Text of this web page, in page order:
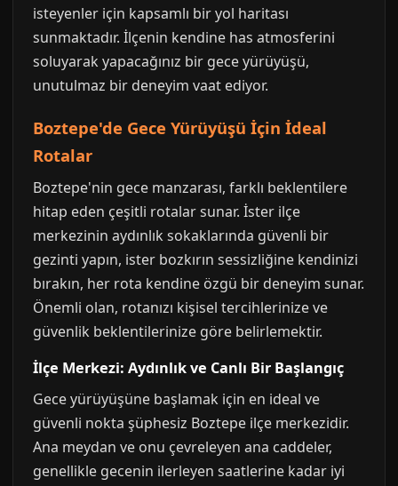
isteyenler için kapsamlı bir yol haritası
sunmaktadır. İlçenin kendine has atmosferini
soluyarak yapacağınız bir gece yürüyüşü,
unutulmaz bir deneyim vaat ediyor.
Boztepe'de Gece Yürüyüşü İçin İdeal
Rotalar
Boztepe'nin gece manzarası, farklı beklentilere
hitap eden çeşitli rotalar sunar. İster ilçe
merkezinin aydınlık sokaklarında güvenli bir
gezinti yapın, ister bozkırın sessizliğine kendinizi
bırakın, her rota kendine özgü bir deneyim sunar.
Önemli olan, rotanızı kişisel tercihlerinize ve
güvenlik beklentilerinize göre belirlemektir.
İlçe Merkezi: Aydınlık ve Canlı Bir Başlangıç
Gece yürüyüşüne başlamak için en ideal ve
güvenli nokta şüphesiz Boztepe ilçe merkezidir.
Ana meydan ve onu çevreleyen ana caddeler,
genellikle gecenin ilerleyen saatlerine kadar iyi